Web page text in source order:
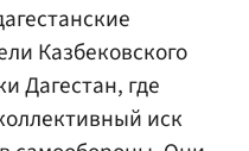
Казбековского
Дагестан, где
иск